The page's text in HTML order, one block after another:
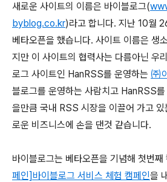
새로운 사이트의 이름은 바이블로그(
byblog.co.kr)라고 합니다. 지난 10월
베타오픈을 했습니다. 사이트 이름은 생
지만 이 사이트의 협력사는 다름아닌 우
로그 사이트인 HanRSS를 운영하는 ㈜
블로그를 운영하는 사람치고 HanRSS
을만큼 국내 RSS 시장을 이끌어 가고
로운 비즈니스에 손을 댄것 같습니다.
바이블로그는 베타오픈을 기념해 첫번째
페인]바이블로그 서비스 체험 캠페인을